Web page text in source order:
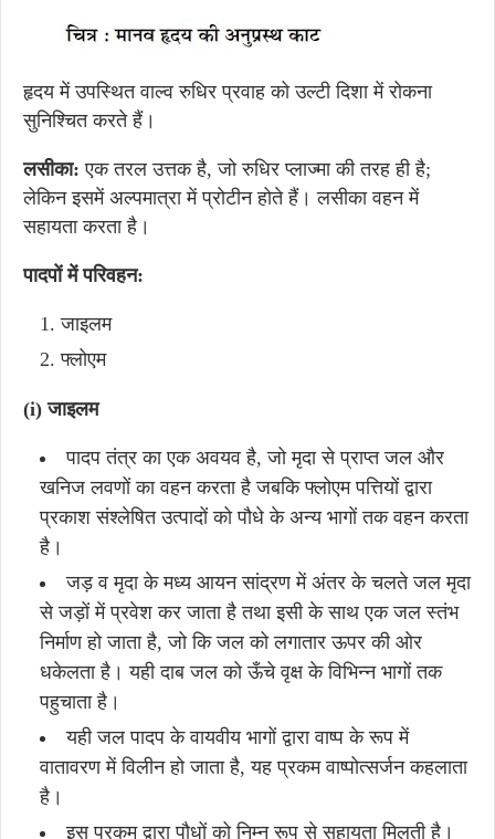
हृदय में उपस्थित वाल्व रुधिर प्रवाह को उल्टी दिशा में रोकना
सुनिश्चित करते हैं।
लसीका: एक तरल उत्तक है, जो रुधिर प्लाज्मा की तरह ही है;
लेकिन इसमें अल्पमात्रा में प्रोटीन होते हैं। लसीका वहन में
सहायता करता है।
पादपों में परिवहन:
जाइलम
फ्लोएम
(i) जाइलम
पादप तंत्र का एक अवयव है, जो मृदा से प्राप्त जल और
खनिज लवणों का वहन करता है जबकि फ्लोएम पत्तियों द्वारा
प्रकाश संश्लेषित उत्पादों को पौधे के अन्य भागों तक वहन करता
है।
जड़ व मृदा के मध्य आयन सांद्रण में अंतर के चलते जल मृदा
से जड़ों में प्रवेश कर जाता है तथा इसी के साथ एक जल स्तंभ
निर्माण हो जाता है, जो कि जल को लगातार ऊपर की ओर
धकेलता है। यही दाब जल को ऊँचे वृक्ष के विभिन्न भागों तक
पहुचाता है।
यही जल पादप के वायवीय भागों द्वारा वाष्प के रूप में
वातावरण में विलीन हो जाता है, यह प्रकम वाष्पोत्सर्जन कहलाता
है।
इस प्रकम द्वारा पौधों को निम्न रूप से सहायता मिलती है।